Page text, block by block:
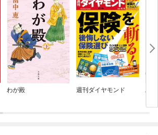
わが殿 週刊ダイヤモンド 邪